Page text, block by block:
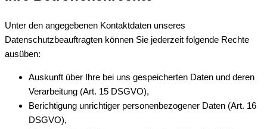
Unter den angegebenen Kontaktdaten unseres
Datenschutzbeauftragten können Sie jederzeit folgende Rechte
ausüben:
Auskunft über Ihre bei uns gespeicherten Daten und deren
Verarbeitung (Art. 15 DSGVO),
Berichtigung unrichtiger personenbezogener Daten (Art. 16
DSGVO),